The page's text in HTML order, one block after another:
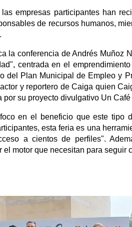
empresas participantes han
de recursos humanos,
la conferencia de Andrés Muñoz
centrada en el
del Plan Municipal de Empleo y
y reportero de Caiga quien
su proyecto divulgativo Un
en el beneficio que este tipo
esta feria es una
a cientos de perfiles".
motor que necesitan para seguir